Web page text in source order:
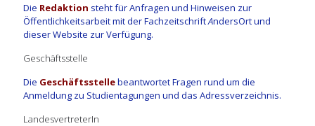
Die Redaktion steht für Anfragen und Hinweisen zur
Öffentlichkeitsarbeit mit der FachzeitschriftAndersOrt und
dieser Website zur Verfügung.
Geschäftsstelle
Die Geschäftsstellebeantwortet Fragen rund um die
Anmeldung zu Studientagungen und das Adressverzeichnis.
LandesvertreterIn